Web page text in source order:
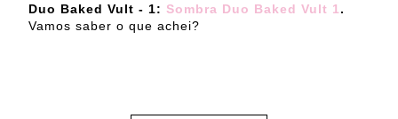
Duo Baked Vult - 1: Sombra Duo Baked Vult 1.
Vamos saber o que achei?